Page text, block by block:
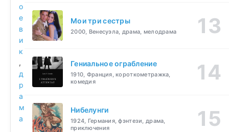
о
е
в
и
к
,
д
р
а
м
а
Мои три сестры
2000, Венесуэла, драма, мелодрама
Гениальное ограбление
1910, Франция, короткометражка,
комедия
Нибелунги
1924, Германия, фэнтези, драма,
приключения